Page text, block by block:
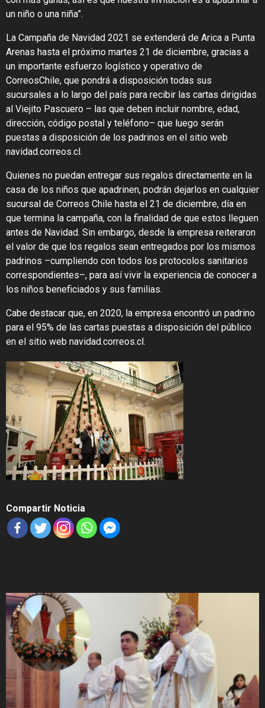
un niño o una niña”.
La Campaña de Navidad 2021 se extenderá de Arica a Punta
Arenas hasta el próximo martes 21 de diciembre, gracias a
un importante esfuerzo logístico y operativo de
CorreosChile, que pondrá a disposición todas sus
sucursales a lo largo del país para recibir las cartas dirigidas
al Viejito Pascuero – las que deben incluir nombre, edad,
dirección, código postal y teléfono– que luego serán
puestas a disposición de los padrinos en el sitio web
navidad.correos.cl.
Quienes no puedan entregar sus regalos directamente en la
casa de los niños que apadrinen, podrán dejarlos en cualquier
sucursal de Correos Chile hasta el 21 de diciembre, día en
que termina la campaña, con la finalidad de que estos lleguen
antes de Navidad. Sin embargo, desde la empresa reiteraron
el valor de que los regalos sean entregados por los mismos
padrinos –cumpliendo con todos los protocolos sanitarios
correspondientes–, para así vivir la experiencia de conocer a
los niños beneficiados y sus familias.
Cabe destacar que, en 2020, la empresa encontró un padrino
para el 95% de las cartas puestas a disposición del público
en el sitio web navidad.correos.cl.
Compartir Noticia